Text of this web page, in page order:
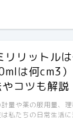
リリットル
は何cm3
コツも解説
量や薬の服用量、
は私たちの日常生活